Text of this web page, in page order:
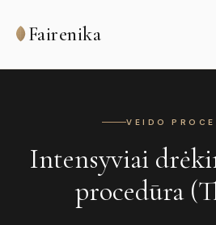
Fairenika
VEIDO
Intensyviai
procedūra